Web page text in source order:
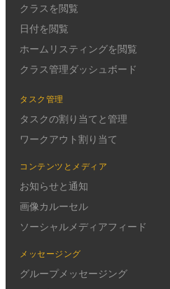
クラスを閲覧
日付を閲覧
ホームリスティングを閲覧
クラス管理ダッシュボード
タスク管理
タスクの割り当てと管理
ワークアウト割り当て
コンテンツとメディア
お知らせと通知
画像カルーセル
ソーシャルメディアフィード
メッセージング
グループメッセージング